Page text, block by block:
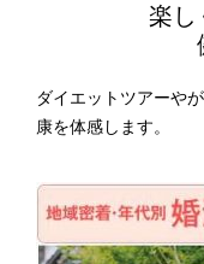
楽し
ダイエットツアーや
康を体感します。